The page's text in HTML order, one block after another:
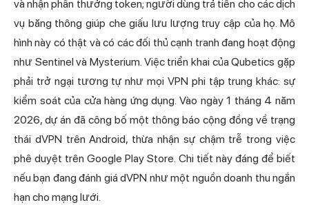
và nhận phần thưởng token; người dùng trả tiền cho các dịch
vụ băng thông giúp che giấu lưu lượng truy cập của họ. Mô
hình này có thật và có các đối thủ cạnh tranh đang hoạt động
như Sentinel và Mysterium. Việc triển khai của Qubetics gặp
phải trở ngại tương tự như mọi VPN phi tập trung khác: sự
kiểm soát của cửa hàng ứng dụng. Vào ngày 1 tháng 4 năm
2026, dự án đã công bố một thông báo cộng đồng về trạng
thái dVPN trên Android, thừa nhận sự chậm trễ trong việc
phê duyệt trên Google Play Store. Chi tiết này đáng để biết
nếu bạn đang đánh giá dVPN như một nguồn doanh thu ngắn
hạn cho mạng lưới.